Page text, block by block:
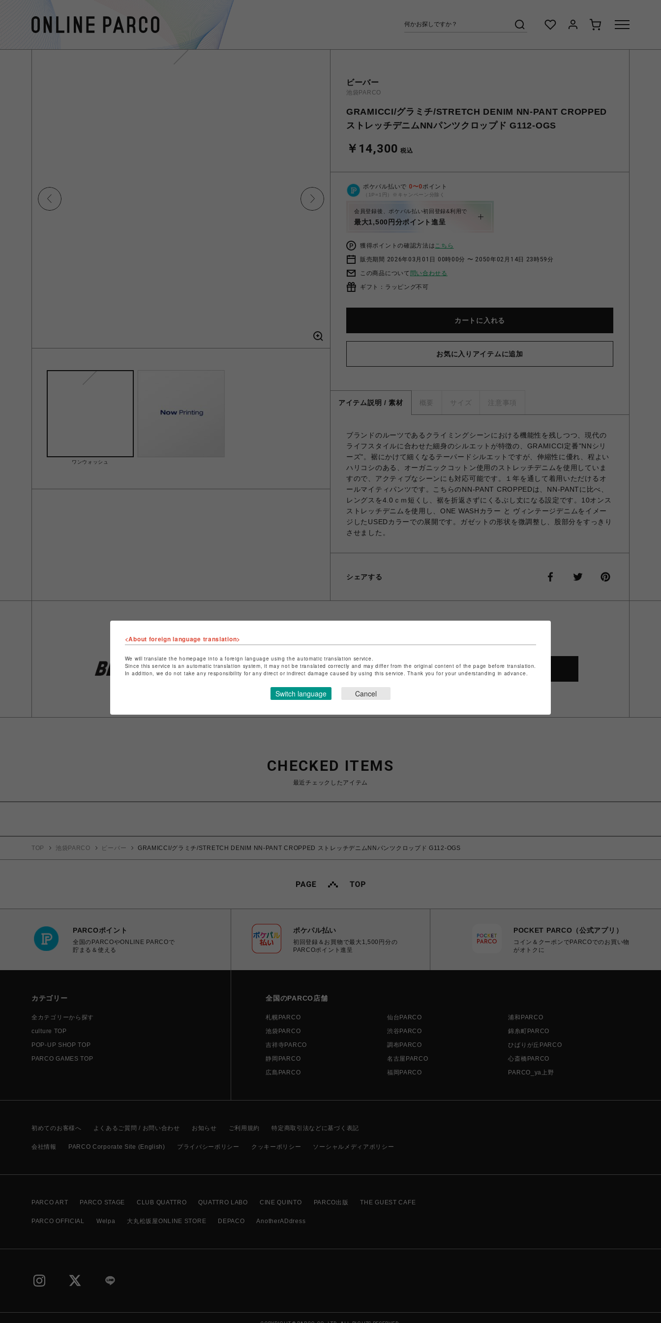
ワンウォッシュ
ビーバー
池袋PARCO
GRAMICCI/グラミチ/STRETCH DENIM NN-PANT CROPPED
ストレッチデニムNNパンツクロップド G112-OGS
￥14,300 税込
ポケパル払いで 0〜0ポイント
（1P=1円）※キャンペーン分除く
会員登録後、ポケパル払い初回登録&利用で
最大1,500円分ポイント進呈
獲得ポイントの確認方法はこちら
販売期間 2026年03月01日 00時00分 〜 2050年02月14日 23時59分
この商品について 問い合わせる
ギフト：ラッピング不可
カートに入れる
お気に入りアイテムに追加
アイテム説明 / 素材 概要 サイズ 注意事項
ブランドのルーツであるクライミングシーンにおける機能性を残しつつ、現代の
ライフスタイルに合わせた細身のシルエットが特徴の、GRAMICCI定番"NNシリ
ーズ"。裾にかけて細くなるテーパードシルエットですが、伸縮性に優れ、程よい
ハリコシのある、オーガニックコットン使用のストレッチデニムを使用していま
すので、アクティブなシーンにも対応可能です。１年を通して着用いただけるオ
ールマイティパンツです。こちらのNN-PANT CROPPEDは、NN-PANTに比べ、
レングスを4.0ｃｍ短くし、裾を折返さずにくるぶし丈になる設定です。10オンス
ストレッチデニムを使用し、ONE WASHカラー と ヴィンテージデニムをイメー
ジしたUSEDカラーでの展開です。ガゼットの形状を微調整し、股部分をすっきり
させました。
シェアする
ショップ名
ビーバー
店舗名
池袋PARCO
特定商取引法など法令に基づく表記は
こちら
ショップお問い合わせは こちら
SHOP TOP
CHECKED ITEMS
最近チェックしたアイテム
TOP 池袋PARCO ビーバー GRAMICCI/グラミチ/STRETCH DENIM NN-PANT CROPPED ストレッチデニムNNパンツクロップド G112-OGS
PARCOポイント
全国のPARCOやONLINE PARCOで
貯まる＆使える
ポケパル払い
初回登録＆お買物で最大1,500円分の
PARCOポイント進呈
POCKET PARCO（公式アプリ）
コイン＆クーポンでPARCOでのお買い物
がオトクに
カテゴリー
全カテゴリーから探す
culture TOP
POP-UP SHOP TOP
PARCO GAMES TOP
全国のPARCO店舗
札幌PARCO 仙台PARCO
浦和PARCO
池袋PARCO
渋谷PARCO
錦糸町PARCO
吉祥寺PARCO
調布PARCO
ひばりが丘PARCO
静岡PARCO
名古屋PARCO
心斎橋PARCO
広島PARCO
福岡PARCO PARCO_ya上野
初めてのお客様へ よくあるご質問 / お問い合わせ お知らせ ご利用規約 特定商取引法などに基づく表記
会社情報 PARCO Corporate Site (English) プライバシーポリシー クッキーポリシー ソーシャルメディアポリシー
PARCO ART PARCO STAGE CLUB QUATTRO QUATTRO LABO CINE QUINTO PARCO出版 THE GUEST CAFE
PARCO OFFICIAL Welpa 大丸松坂屋ONLINE STORE DEPACO AnotherADdress
<About foreign language translation>
We will translate the homepage into a foreign language using the automatic translation service.
Since this service is an automatic translation system, it may not be translated correctly and may differ from the original content of the page before translation.
In addition, we do not take any responsibility for any direct or indirect damage caused by using this service. Thank you for your understanding in advance.
Switch language Cancel